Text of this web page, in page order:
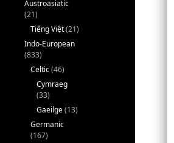
Austroasiatic
(21)
Tiếng Việt(21)
Indo-European
(833)
Celtic(46)
Cymraeg
(33)
Gaeilge(13)
Germanic
(167)